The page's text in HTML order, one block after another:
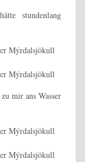
stundenlang
mir ans Wasser